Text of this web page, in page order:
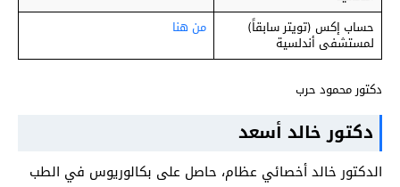
حساب إكس (تويتر سابقاً)
لمستشفى أندلسية
من هنا
دكتور محمود حرب
دكتور خالد أسعد
الدكتور خالد أخصائي عظام، حاصل على بكالوريوس في الطب